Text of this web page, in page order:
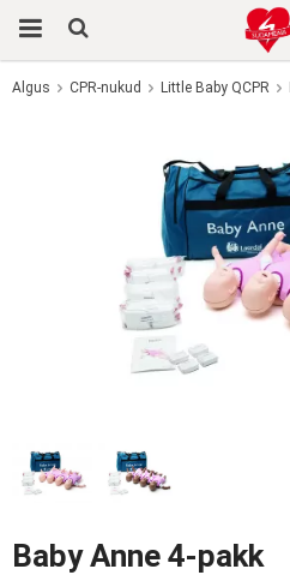
Algus CPR-nukud Little Baby QCPR
Baby Anne 4-pakk